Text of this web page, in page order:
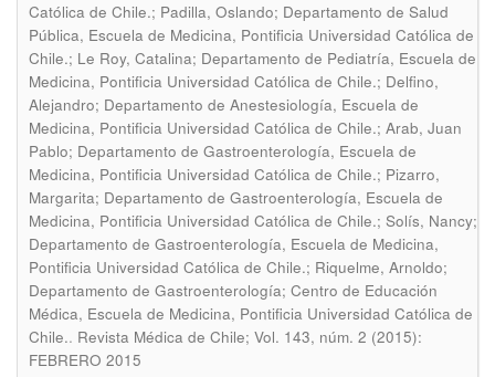
Católica de Chile.; Padilla, Oslando; Departamento de Salud
Pública, Escuela de Medicina, Pontificia Universidad Católica de
Chile.; Le Roy, Catalina; Departamento de Pediatría, Escuela de
Medicina, Pontificia Universidad Católica de Chile.; Delfino,
Alejandro; Departamento de Anestesiología, Escuela de
Medicina, Pontificia Universidad Católica de Chile.; Arab, Juan
Pablo; Departamento de Gastroenterología, Escuela de
Medicina, Pontificia Universidad Católica de Chile.; Pizarro,
Margarita; Departamento de Gastroenterología, Escuela de
Medicina, Pontificia Universidad Católica de Chile.; Solís, Nancy;
Departamento de Gastroenterología, Escuela de Medicina,
Pontificia Universidad Católica de Chile.; Riquelme, Arnoldo;
Departamento de Gastroenterología; Centro de Educación
Médica, Escuela de Medicina, Pontificia Universidad Católica de
Chile.. Revista Médica de Chile; Vol. 143, núm. 2 (2015):
FEBRERO 2015